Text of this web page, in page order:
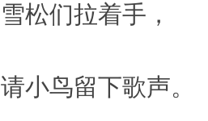
雪松们拉着手，
请小鸟留下歌声。